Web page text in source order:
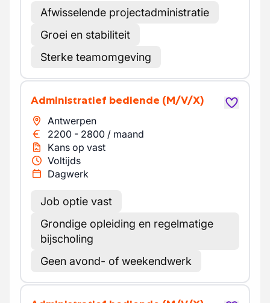
Afwisselende projectadministratie
Groei en stabiliteit
Sterke teamomgeving
Administratief bediende (M/V/X)
Antwerpen
2200 - 2800 / maand
Kans op vast
Voltijds
Dagwerk
Job optie vast
Grondige opleiding en regelmatige
bijscholing
Geen avond- of weekendwerk